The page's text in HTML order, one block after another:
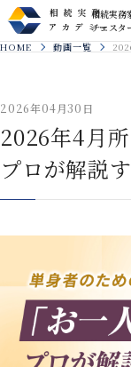
相続実務
チェスタ
HOME 動画一覧
2026年04月30日
2026年4月
プロが解説